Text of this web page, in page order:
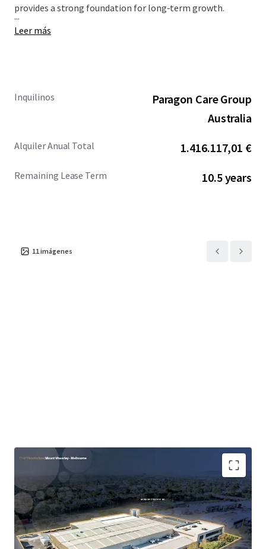
provides a strong foundation for long-term growth.
...
Leer más
Inquilinos
Paragon Care Group
Australia
Alquiler Anual Total 1.416.117,01 €
Remaining Lease Term 10.5 years
11imágenes
Long WALE of 10.5 years to ASX-listed Paragon Care
Group Australia, accounting for 91% of lettable